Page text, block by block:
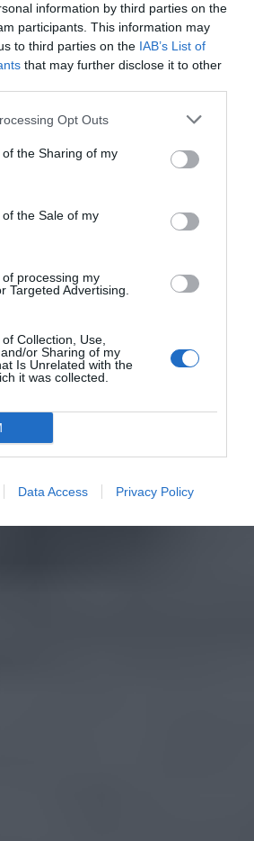
information by third parties on the
participants. This information may
to third parties on the IAB’s List of
that may further disclose it to other
Opt Outs
the Sharing of my
the Sale of my
processing my
Targeted Advertising.
Collection, Use,
or Sharing of my
Is Unrelated with the
it was collected.
Data Access Privacy Policy